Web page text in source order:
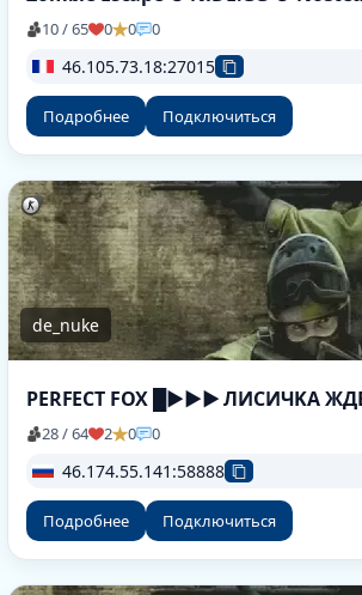
10 / 65 0 0 0
46.105.73.18:27015
Подробнее Подключиться
de_nuke
PERFECT FOX █►►► ЛИCИЧKA
28 / 64 2 0 0
46.174.55.141:58888
Подробнее Подключиться